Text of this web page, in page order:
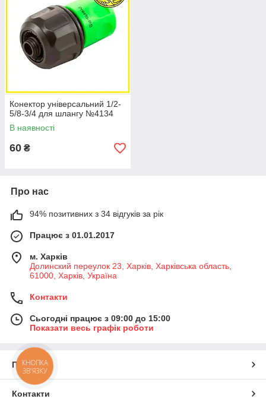
Конектор універсальний 1/2-
5/8-3/4 для шлангу №4134
В наявності
60 ₴
Про нас
94% позитивних з 34 відгуків за рік
Працює з 01.01.2017
м. Харків
Долинский переулок 23, Харків, Харківська область,
61000, Харків, Україна
Контакти
Сьогодні працює з 09:00 до 15:00
Показати весь графік роботи
Про нас
Контакти
КНОПКА
ЗВ'ЯЗКУ